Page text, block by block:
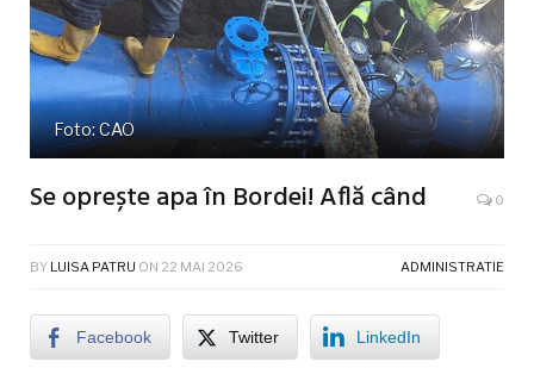
Foto: CAO
Se oprește apa în Bordei! Află când 0
BY LUISA PATRU ON 22 MAI 2026 ADMINISTRATIE
Facebook Twitter LinkedIn